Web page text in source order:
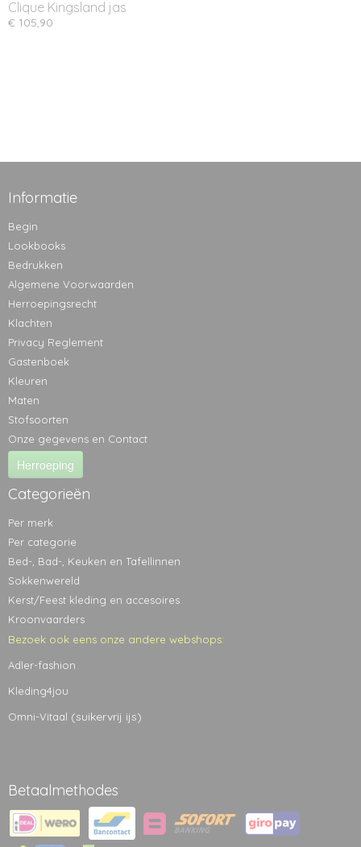
Clique Kingsland jas
€ 105,90
Informatie
Begin
Lookbooks
Bedrukken
Algemene Voorwaarden
Herroepingsrecht
Klachten
Privacy Reglement
Gastenboek
Kleuren
Maten
Stofsoorten
Onze gegevens en Contact
Herroeping
Categorieën
Per merk
Per categorie
Bed-, Bad-, Keuken en Tafellinnen
Sokkenwereld
Kerst/Feest kleding en accesoires
Kroonvaarders
Bezoek ook eens onze andere webshops:
Adler-fashion
Kleding4jou
Omni-Vitaal (suikervrij ijs)
Betaalmethodes